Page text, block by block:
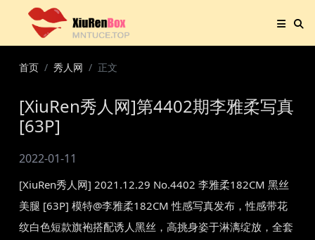
首页 秀人网 正文
[XiuRen秀人网]第4402期李雅柔写真
[63P]
2022-01-11
[XiuRen秀人网] 2021.12.29 No.4402 李雅柔182CM 黑丝
美腿 [63P] 模特@李雅柔182CM 性感写真发布，性感带花
纹白色短款旗袍搭配诱人黑丝，高挑身姿于淋漓绽放，全套